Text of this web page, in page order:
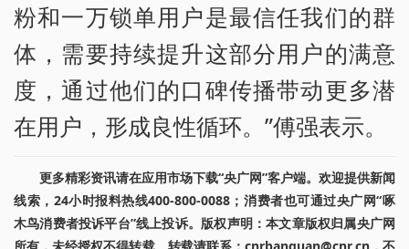
粉和一万锁单用户是最信任我们的群
体，需要持续提升这部分用户的满意
度，通过他们的口碑传播带动更多潜
在用户，形成良性循环。”傅强表示。
更多精彩资讯请在应用市场下载“央广网”客户端。欢迎提供新闻
线索，24小时报料热线400-800-0088；消费者也可通过央广网“啄
木鸟消费者投诉平台”线上投诉。版权声明：本文章版权归属央广网